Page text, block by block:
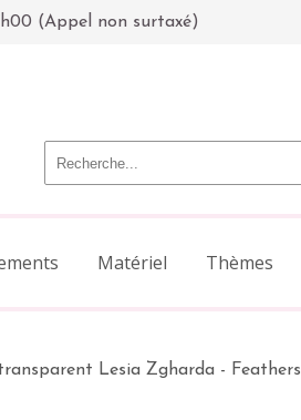
(Appel non surtaxé)
Matériel Thèmes
transparent Lesia Zgharda - Feathers